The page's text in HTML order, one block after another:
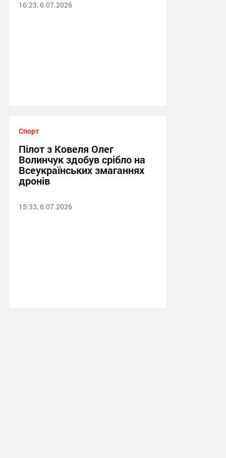
16:23, 6.07.2026
Спорт
Пілот з Ковеля Олег
Волинчук здобув срібло на
Всеукраїнських змаганнях
дронів
15:33, 6.07.2026